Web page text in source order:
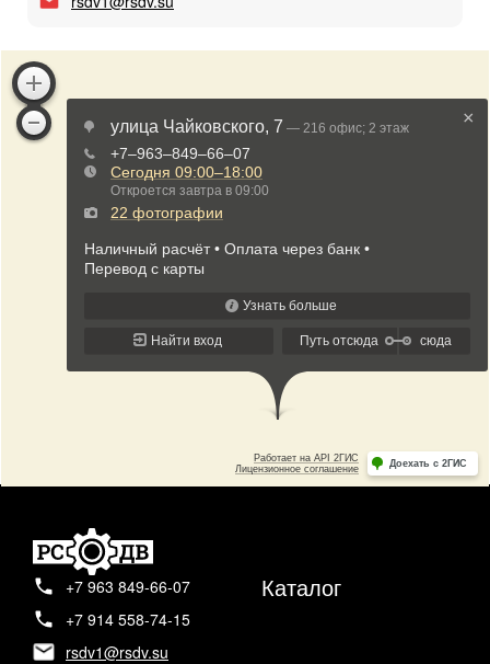
+7 963 849-66-07
+7 914 558-74-15
rsdv1@rsdv.su
Каталог